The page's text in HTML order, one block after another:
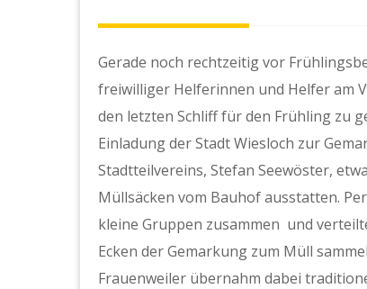
Gerade noch rechtzeitig vor
freiwilliger Helferinnen und Helfer am
den letzten Schliff für den Frühling zu
Einladung der Stadt Wiesloch zur
Stadtteilvereins, Stefan Seewöster,
Müllsäcken vom Bauhof ausstatten.
kleine Gruppen zusammen und
Ecken der Gemarkung zum Müll
Frauenweiler übernahm dabei